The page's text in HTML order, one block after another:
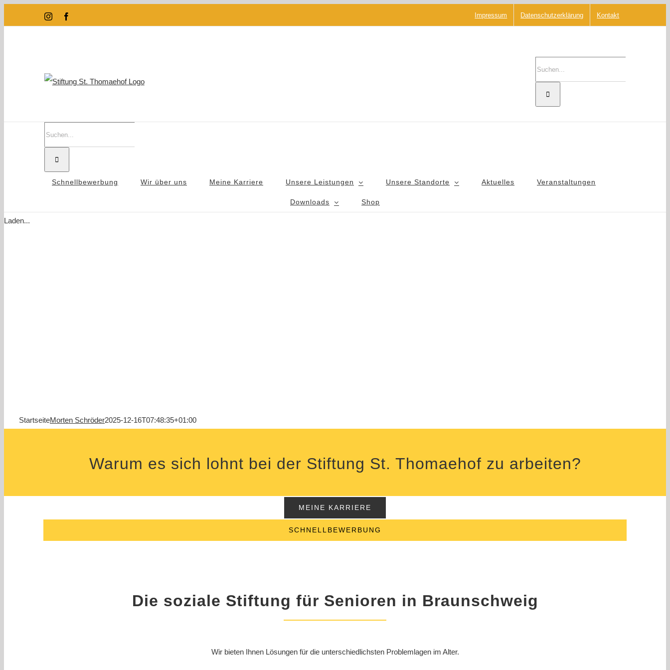
Inhalt
Instagram Impressum Datenschutzerklärung Kontakt
nach:
nach:
Schnellbewerbung Wir über uns Meine Karriere Unsere Leistungen Unsere Standorte Aktuelles Veranstaltungen
Downloads Shop
Laden...
StartseiteMorten Schröder2025-12-16T07:48:35+01:00
Warum es sich lohnt bei der Stiftung St. Thomaehof zu arbeiten?
MEINE KARRIERE
SCHNELLBEWERBUNG
Die soziale Stiftung für Senioren in Braunschweig
Wir bieten Ihnen Lösungen für die unterschiedlichsten Problemlagen im Alter.